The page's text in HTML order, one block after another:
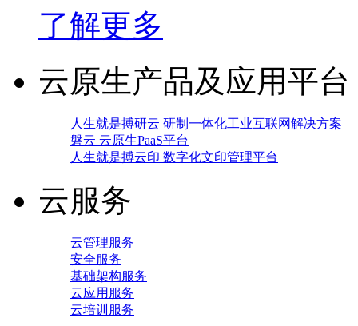
了解更多
云原生产品及应用平台
人生就是搏研云 研制一体化工业互联网解决方案
磐云 云原生PaaS平台
人生就是搏云印 数字化文印管理平台
云服务
云管理服务
安全服务
基础架构服务
云应用服务
云培训服务